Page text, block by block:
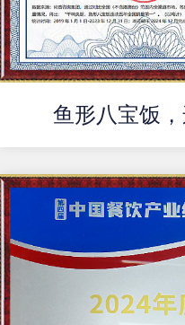
鱼形八宝饭